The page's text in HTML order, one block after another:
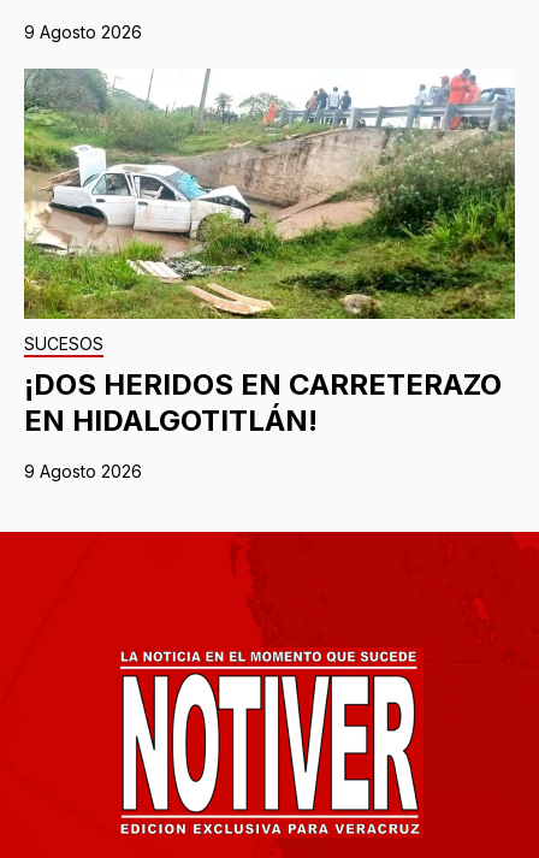
9 Agosto 2026
SUCESOS
¡DOS HERIDOS EN CARRETERAZO
EN HIDALGOTITLÁN!
9 Agosto 2026